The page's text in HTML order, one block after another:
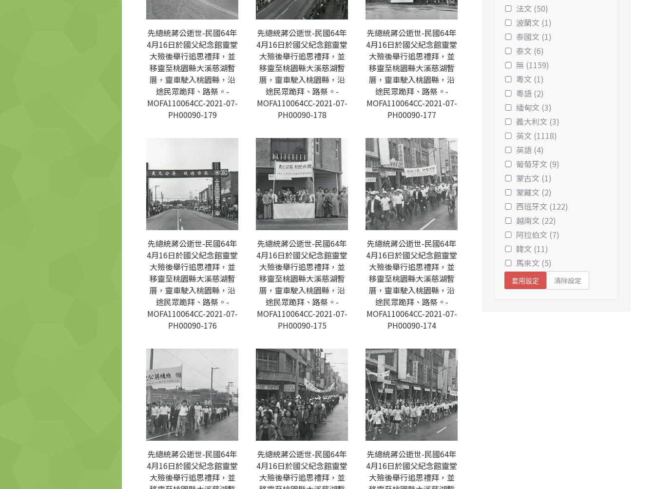
先總統蔣公逝世-民國64年
4月16日於國父紀念館靈堂
大殮後舉行追思禮拜，並
移靈至桃園縣大溪慈湖暫
厝，靈車駛入桃園縣，沿
途民眾跪拜、路祭。-
MOFA110064CC-2021-07-
PH00090-179
先總統蔣公逝世-民國64年
4月16日於國父紀念館靈堂
大殮後舉行追思禮拜，並
移靈至桃園縣大溪慈湖暫
厝，靈車駛入桃園縣，沿
途民眾跪拜、路祭。-
MOFA110064CC-2021-07-
PH00090-178
先總統蔣公逝世-民國64年
4月16日於國父紀念館靈堂
大殮後舉行追思禮拜，並
移靈至桃園縣大溪慈湖暫
厝，靈車駛入桃園縣，沿
途民眾跪拜、路祭。-
MOFA110064CC-2021-07-
PH00090-177
先總統蔣公逝世-民國64年
4月16日於國父紀念館靈堂
大殮後舉行追思禮拜，並
移靈至桃園縣大溪慈湖暫
厝，靈車駛入桃園縣，沿
途民眾跪拜、路祭。-
MOFA110064CC-2021-07-
PH00090-176
先總統蔣公逝世-民國64年
4月16日於國父紀念館靈堂
大殮後舉行追思禮拜，並
移靈至桃園縣大溪慈湖暫
厝，靈車駛入桃園縣，沿
途民眾跪拜、路祭。-
MOFA110064CC-2021-07-
PH00090-175
先總統蔣公逝世-民國64年
4月16日於國父紀念館靈堂
大殮後舉行追思禮拜，並
移靈至桃園縣大溪慈湖暫
厝，靈車駛入桃園縣，沿
途民眾跪拜、路祭。-
MOFA110064CC-2021-07-
PH00090-174
先總統蔣公逝世-民國64年
4月16日於國父紀念館靈堂
大殮後舉行追思禮拜，並
先總統蔣公逝世-民國64年
4月16日於國父紀念館靈堂
大殮後舉行追思禮拜，並
先總統蔣公逝世-民國64年
4月16日於國父紀念館靈堂
大殮後舉行追思禮拜，並
法文 (50)
波蘭文 (1)
泰國文 (1)
泰文 (6)
無 (1159)
粵文 (1)
粵語 (2)
緬甸文 (3)
義大利文 (3)
英文 (1118)
英語 (4)
葡萄牙文 (9)
蒙古文 (1)
蒙藏文 (2)
西班牙文 (122)
越南文 (22)
阿拉伯文 (7)
韓文 (11)
馬來文 (5)
套用設定 清除設定